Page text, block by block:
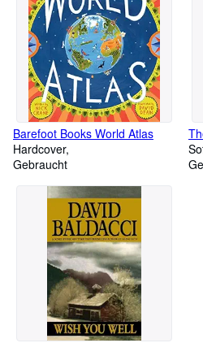
Barefoot Books World Atlas
Hardcover
Gebraucht